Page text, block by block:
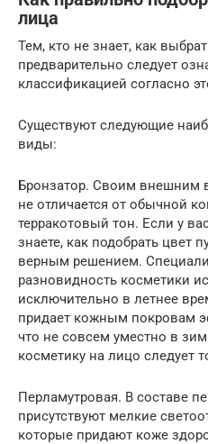
лица
Тем, кто не знает, как
предварительно следует
классификацией согласно
Существуют следующие
виды:
Бронзатор. Своим внешним
не отличается от обычной
терракотовый тон. Если у
знаете, как подобрать цвет
верным решением.
разновидность косметики
исключительно в летнее
придает кожным покровам
что не совсем уместно в
косметику на лицо следует
Перламутровая. В составе
присутствуют мелкие
которые придают коже